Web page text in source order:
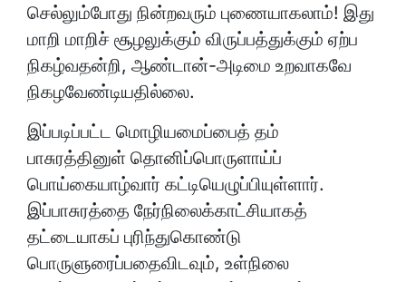
செல்லும்போது நின்றவரும் புணையாகலாம்! இது
மாறி மாறிச் சூழலுக்கும் விருப்பத்துக்கும் ஏற்ப
நிகழ்வதன்றி, ஆண்டான்-அடிமை உறவாகவே
நிகழவேண்டியதில்லை.
இப்படிப்பட்ட மொழியமைப்பைத் தம்
பாசுரத்தினுள் தொனிப்பொருளாய்ப்
பொய்கையாழ்வார் கட்டியெழுப்பியுள்ளார்.
இப்பாசுரத்தை நேர்நிலைக்காட்சியாகத்
தட்டையாகப் புரிந்துகொண்டு
பொருளுரைப்பதைவிடவும், உள்நிலை